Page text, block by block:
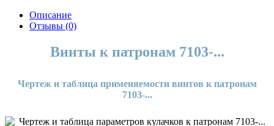
Описание
Отзывы (0)
Винты к патронам 7103-...
Чертеж и таблица применяемости винтов к патронам
7103-...